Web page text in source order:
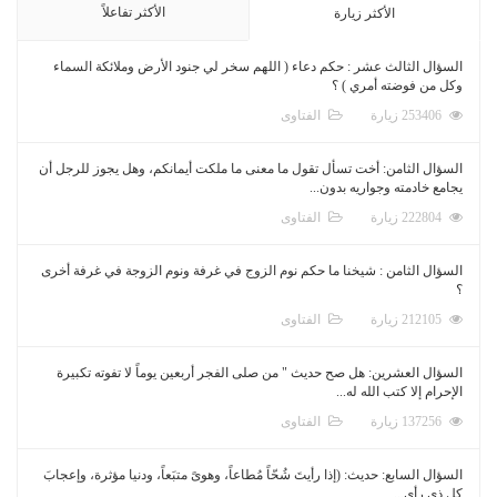
الأكثر زيارة الأكثر تفاعلاً
السؤال الثالث عشر : حكم دعاء ( اللهم سخر لي جنود الأرض وملائكة السماء
وكل من فوضته أمري ) ؟
الفتاوى
السؤال الثامن: أخت تسأل تقول ما معنى ما ملكت أيمانكم، وهل يجوز للرجل أن
يجامع خادمته وجواريه بدون...
الفتاوى
السؤال الثامن : شيخنا ما حكم نوم الزوج في غرفة ونوم الزوجة في غرفة أخرى
؟
الفتاوى
السؤال العشرين: هل صح حديث " من صلى الفجر أربعين يوماً لا تفوته تكبيرة
الإحرام إلا كتب الله له...
الفتاوى
السؤال السابع: حديث: (إذا رأيتَ شُحّاً مُطاعاً، وهوىً متبَعاً، ودنيا مؤثرة، وإعجابَ
كل ذي رأي...